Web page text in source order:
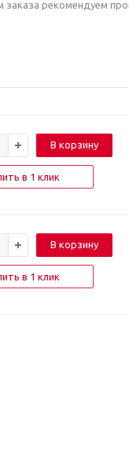
рекомендуем
В корзину
в 1 клик
В корзину
в 1 клик